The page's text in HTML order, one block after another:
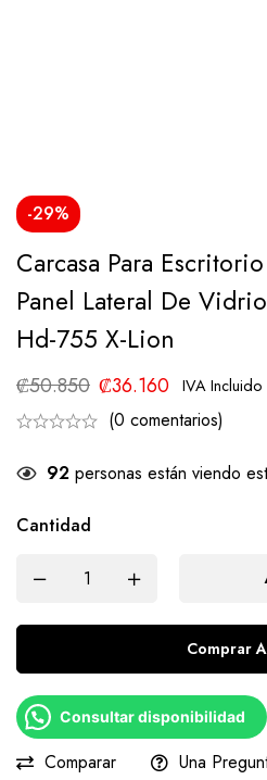
-29%
Carcasa Para
Panel Lateral De
Hd-755 X-Lion
₡50.850 ₡36.160 IVA Incluido
(0 comentarios)
92 personas están viendo
Cantidad
Comprar
Consultar disponibilidad
Comparar Una